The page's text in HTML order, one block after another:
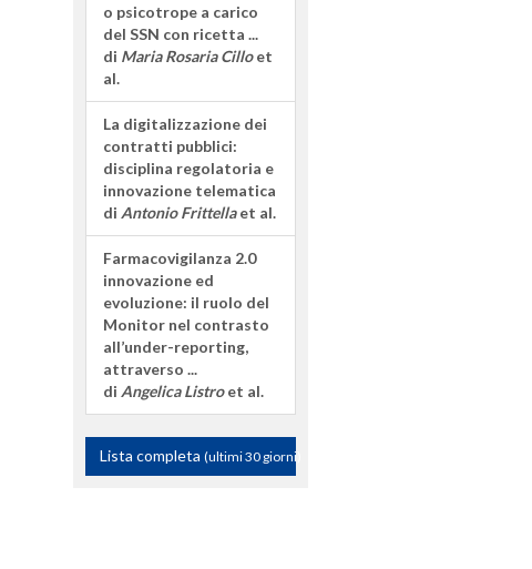
o psicotrope a carico
del SSN con ricetta ...
di Maria Rosaria Cilloet
al.
La digitalizzazione dei
contratti pubblici:
disciplina regolatoria e
innovazione telematica
di Antonio Frittellaet al.
Farmacovigilanza 2.0
innovazione ed
evoluzione: il ruolo del
Monitor nel contrasto
all’under-reporting,
attraverso ...
di Angelica Listroet al.
Lista completa (ultimi 30 giorni)